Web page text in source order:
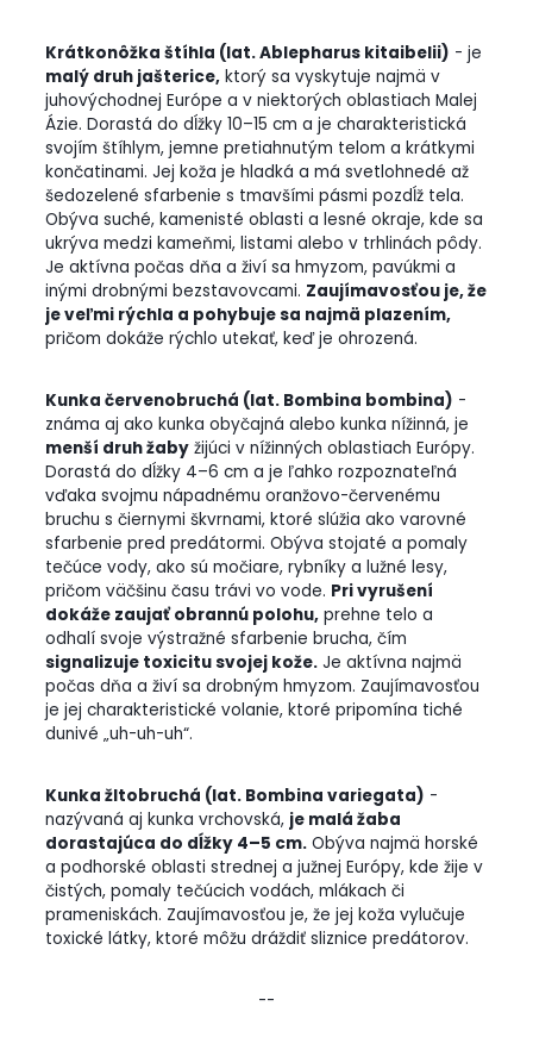
Krátkonôžka štíhla (lat. Ablepharus kitaibelii) - je
malý druh jašterice, ktorý sa vyskytuje najmä v
juhovýchodnej Európe a v niektorých oblastiach Malej
Ázie. Dorastá do dĺžky 10–15 cm a je charakteristická
svojím štíhlym, jemne pretiahnutým telom a krátkymi
končatinami. Jej koža je hladká a má svetlohnedé až
šedozelené sfarbenie s tmavšími pásmi pozdĺž tela.
Obýva suché, kamenisté oblasti a lesné okraje, kde sa
ukrýva medzi kameňmi, listami alebo v trhlinách pôdy.
Je aktívna počas dňa a živí sa hmyzom, pavúkmi a
inými drobnými bezstavovcami. Zaujímavosťou je, že
je veľmi rýchla a pohybuje sa najmä plazením,
pričom dokáže rýchlo utekať, keď je ohrozená.
Kunka červenobruchá (lat. Bombina bombina) -
známa aj ako kunka obyčajná alebo kunka nížinná, je
menší druh žaby žijúci v nížinných oblastiach Európy.
Dorastá do dĺžky 4–6 cm a je ľahko rozpoznateľná
vďaka svojmu nápadnému oranžovo-červenému
bruchu s čiernymi škvrnami, ktoré slúžia ako varovné
sfarbenie pred predátormi. Obýva stojaté a pomaly
tečúce vody, ako sú močiare, rybníky a lužné lesy,
pričom väčšinu času trávi vo vode. Pri vyrušení
dokáže zaujať obrannú polohu, prehne telo a
odhalí svoje výstražné sfarbenie brucha, čím
signalizuje toxicitu svojej kože. Je aktívna najmä
počas dňa a živí sa drobným hmyzom. Zaujímavosťou
je jej charakteristické volanie, ktoré pripomína tiché
dunivé „uh-uh-uh“.
Kunka žltobruchá (lat. Bombina variegata) -
nazývaná aj kunka vrchovská, je malá žaba
dorastajúca do dĺžky 4–5 cm. Obýva najmä horské
a podhorské oblasti strednej a južnej Európy, kde žije v
čistých, pomaly tečúcich vodách, mlákach či
prameniskách. Zaujímavosťou je, že jej koža vylučuje
toxické látky, ktoré môžu dráždiť sliznice predátorov.
--